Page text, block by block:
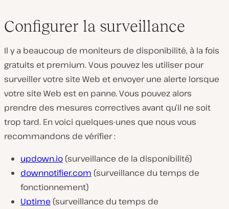
Configurer la surveillance
Il y a beaucoup de moniteurs de disponibilité, à la fois
gratuits et premium. Vous pouvez les utiliser pour
surveiller votre site Web et envoyer une alerte lorsque
votre site Web est en panne. Vous pouvez alors
prendre des mesures correctives avant qu’il ne soit
trop tard. En voici quelques-unes que nous vous
recommandons de vérifier :
updown.io (surveillance de la disponibilité)
downnotifier.com (surveillance du temps de
fonctionnement)
Uptime (surveillance du temps de